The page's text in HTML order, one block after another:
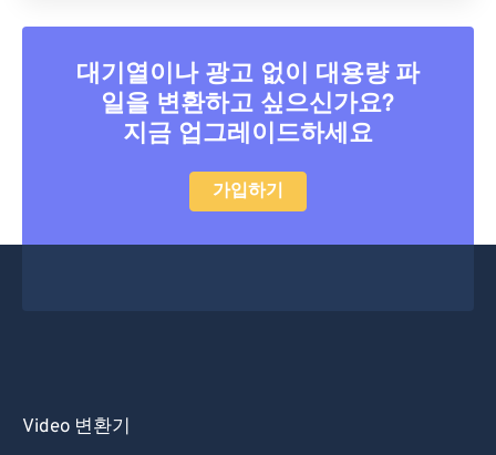
대기열이나 광고 없이 대용량 파
일을 변환하고 싶으신가요?
지금 업그레이드하세요
가입하기
Video 변환기